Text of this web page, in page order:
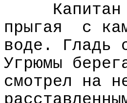
Капитан
прыгая
с
воде. Гладь
Угрюмы
смотрел на